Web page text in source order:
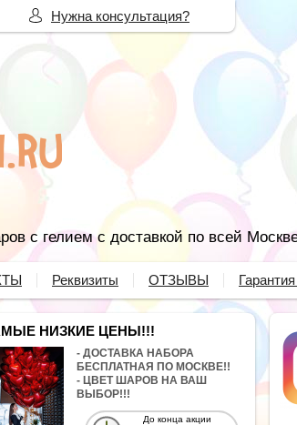
с гелием с доставкой по всей
Реквизиты ОТЗЫВЫ
НИЗКИЕ ЦЕНЫ!!!
- ДОСТАВКА НАБОРА
БЕСПЛАТНАЯ ПО МОСКВЕ!!
- ЦВЕТ ШАРОВ НА ВАШ
ВЫБОР!!!
До конца акции
Нужна консультация?